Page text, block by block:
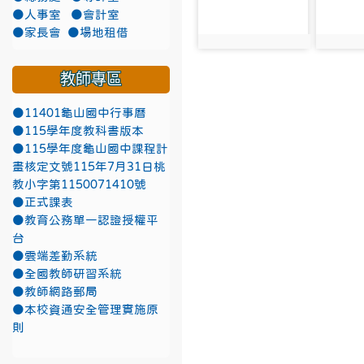
●人事室
●會計室
●家長會
●場地租借
教師專區
●11401龜山國中行事曆
●115學年度教科書版本
●115學年度龜山國中課程計
畫核定文號115年7月31日桃
教小字第1150071410號
●正式課表
●教育公務單一認證授權平
台
●雲端差勤系統
●全國教師研習系統
●教師網路郵局
●本校資通安全管理實施原
則